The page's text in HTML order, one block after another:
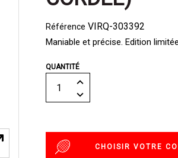
Référence VIRQ-303392
Maniable et précise. Edition
QUANTITÉ
CHOISIR VOTRE